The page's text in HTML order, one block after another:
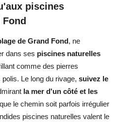
piscines
de Grand Fond, ne
dans ses piscines naturelles
comme des pierres
Le long du rivage, suivez le
la mer d'un côté et les
le chemin soit parfois irrégulier
piscines naturelles valent le